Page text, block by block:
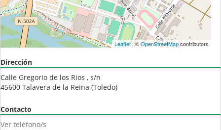
Leaflet| ©OpenStreetMapcontributors
Dirección
Calle Gregorio de los Rios , s/n
45600 Talavera de la Reina (Toledo)
Contacto
Ver teléfono/s